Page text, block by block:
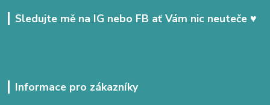
Sledujte mě na IG nebo FB ať Vám nic neuteče ♥
Informace pro zákazníky